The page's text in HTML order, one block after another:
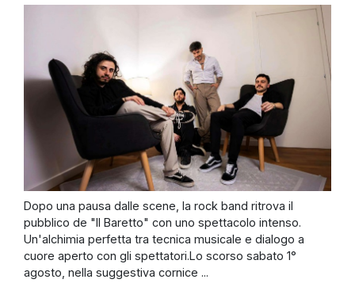
Dopo una pausa dalle scene, la rock band ritrova il
pubblico de "Il Baretto" con uno spettacolo intenso.
Un'alchimia perfetta tra tecnica musicale e dialogo a
cuore aperto con gli spettatori.Lo scorso sabato 1°
agosto, nella suggestiva cornice ...